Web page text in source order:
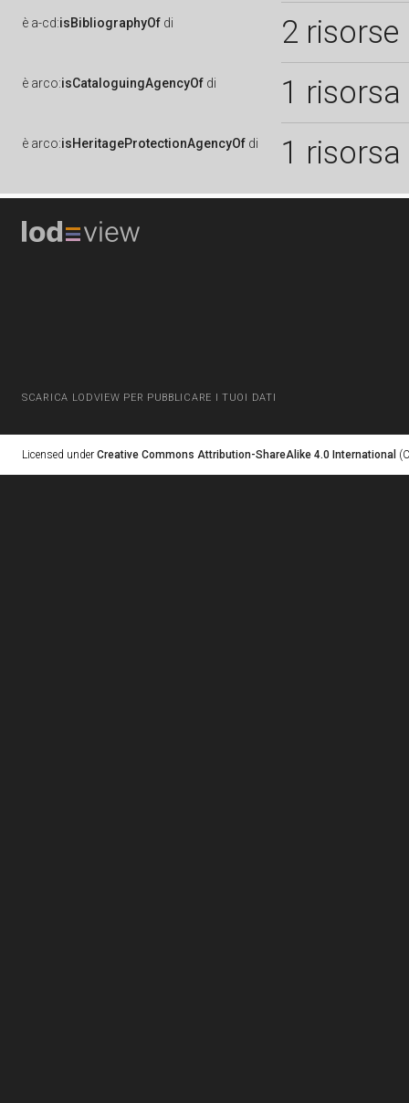
è a-cd:isBibliographyOf di 2 risorse
è arco:isCataloguingAgencyOf di 1 risorsa
è arco:isHeritageProtectionAgencyOf di 1 risorsa
SCARICA LODVIEW PER PUBBLICARE I TUOI DATI
Licensed under Creative Commons Attribution-ShareAlike 4.0 International